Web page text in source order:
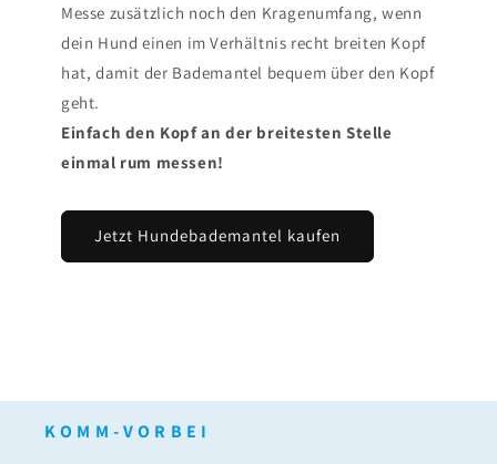
Messe zusätzlich noch den Kragenumfang, wenn
dein Hund einen im Verhältnis recht breiten Kopf
hat, damit der Bademantel bequem über den Kopf
geht.
Einfach den Kopf an der breitesten Stelle
einmal rum messen!
Jetzt Hundebademantel kaufen
K O M M - V O R B E I